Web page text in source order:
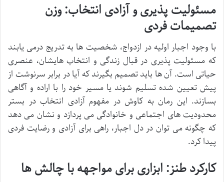
مسئولیت پذیری و آزادی انتخاب: وزن
تصمیمات فردی
با وجود اجبار اولیه در ازدواج، شخصیت ها به تدریج درمی یابند
که مسئولیت پذیری در قبال زندگی و انتخاب هایشان، عنصری
حیاتی است. آن ها باید تصمیم بگیرند که آیا در برابر سرنوشت از
پیش تعیین شده تسلیم شوند یا مسیر خود را با اراده و آگاهی
بسازند. این رمان به کاوش در مفهوم آزادی انتخاب در بستر
محدودیت های اجتماعی و خانوادگی می پردازد و نشان می دهد
که چگونه می توان در دل اجبار، راهی برای آزادی و رضایت فردی
پیدا کرد.
کارکرد طنز: ابزاری برای مواجهه با چالش ها